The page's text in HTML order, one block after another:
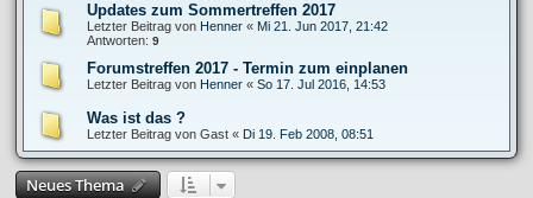
Updates zum Sommertreffen 2017
Letzter Beitrag von Henner « Mi 21. Jun 2017, 21:42
Antworten: 9
Forumstreffen 2017 - Termin zum einplanen
Letzter Beitrag von Henner « So 17. Jul 2016, 14:53
Was ist das ?
Letzter Beitrag von Gast « Di 19. Feb 2008, 08:51
Neues Thema